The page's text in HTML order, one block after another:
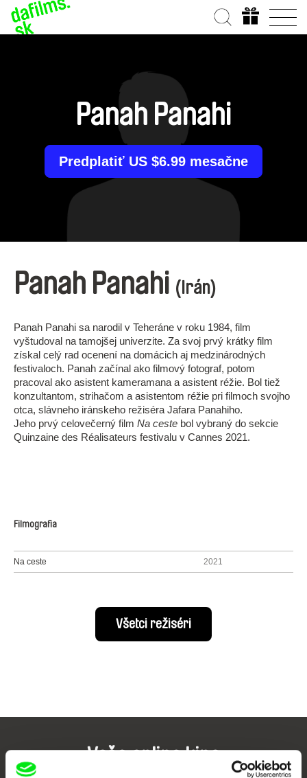
Panah Panahi
Predplatiť US $6.99 mesačne
Panah Panahi (Irán)
Panah Panahi sa narodil v Teheráne v roku 1984, film
vyštudoval na tamojšej univerzite. Za svoj prvý krátky film
získal celý rad ocenení na domácich aj medzinárodných
festivaloch. Panah začínal ako filmový fotograf, potom
pracoval ako asistent kameramana a asistent réžie. Bol tiež
konzultantom, strihačom a asistentom réžie pri filmoch svojho
otca, slávneho iránskeho režiséra Jafara Panahiho.
Jeho prvý celovečerný film Na ceste bol vybraný do sekcie
Quinzaine des Réalisateurs festivalu v Cannes 2021.
Filmografia
Na ceste 2021
Všetci režiséri
Vaše online kino